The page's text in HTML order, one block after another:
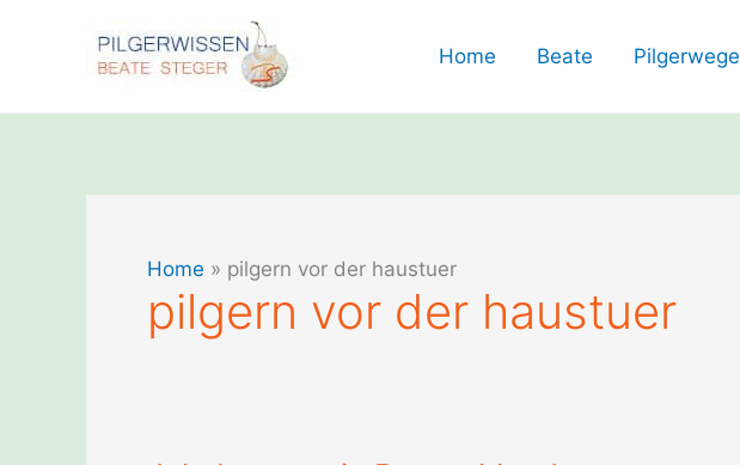
Home Beate Pilgerwege
Home » pilgern vor der haustuer
pilgern vor der haustuer